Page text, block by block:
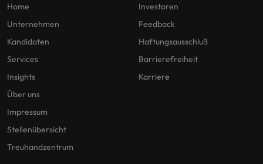
Home
Unternehmen
Kandidaten
Services
Insights
Über uns
Impressum
Stellenübersicht
Treuhandzentrum
Investoren
Feedback
Haftungsausschluß
Barrierefreiheit
Karriere